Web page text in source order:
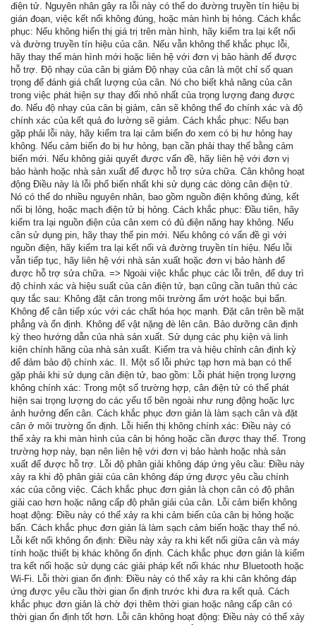
điện tử. Nguyên nhân gây ra lỗi này có thể do đường truyền tín hiệu bị
gián đoạn, việc kết nối không đúng, hoặc màn hình bị hỏng. Cách khắc
phục: Nếu không hiển thị giá trị trên màn hình, hãy kiểm tra lại kết nối
và đường truyền tín hiệu của cân. Nếu vẫn không thể khắc phục lỗi,
hãy thay thế màn hình mới hoặc liên hệ với đơn vị bảo hành để được
hỗ trợ. Độ nhạy của cân bị giảm Độ nhạy của cân là một chỉ số quan
trọng để đánh giá chất lượng của cân. Nó cho biết khả năng của cân
trong việc phát hiện sự thay đổi nhỏ nhất của trọng lượng đang được
đo. Nếu độ nhạy của cân bị giảm, cân sẽ không thể đo chính xác và độ
chính xác của kết quả đo lường sẽ giảm. Cách khắc phục: Nếu bạn
gặp phải lỗi này, hãy kiểm tra lại cảm biến đo xem có bị hư hỏng hay
không. Nếu cảm biến đo bị hư hỏng, bạn cần phải thay thế bằng cảm
biến mới. Nếu không giải quyết được vấn đề, hãy liên hệ với đơn vị
bảo hành hoặc nhà sản xuất để được hỗ trợ sửa chữa. Cân không hoạt
động Điều này là lỗi phổ biến nhất khi sử dụng các dòng cân điện tử.
Nó có thể do nhiều nguyên nhân, bao gồm nguồn điện không đúng, kết
nối bị lỏng, hoặc mạch điện tử bị hỏng. Cách khắc phục: Đầu tiên, hãy
kiểm tra lại nguồn điện của cân xem có đủ điện năng hay không. Nếu
cân sử dụng pin, hãy thay thế pin mới. Nếu không có vấn đề gì với
nguồn điện, hãy kiểm tra lại kết nối và đường truyền tín hiệu. Nếu lỗi
vẫn tiếp tục, hãy liên hệ với nhà sản xuất hoặc đơn vị bảo hành để
được hỗ trợ sửa chữa. => Ngoài việc khắc phục các lỗi trên, để duy trì
độ chính xác và hiệu suất của cân điện tử, bạn cũng cần tuân thủ các
quy tắc sau: Không đặt cân trong môi trường ẩm ướt hoặc bụi bẩn.
Không để cân tiếp xúc với các chất hóa học mạnh. Đặt cân trên bề mặt
phẳng và ổn định. Không để vật nặng đè lên cân. Bảo dưỡng cân định
kỳ theo hướng dẫn của nhà sản xuất. Sử dụng các phụ kiện và linh
kiện chính hãng của nhà sản xuất. Kiểm tra và hiệu chỉnh cân định kỳ
để đảm bảo độ chính xác. II. Một số lỗi phức tạp hơn mà bạn có thể
gặp phải khi sử dụng cân điện tử, bao gồm: Lỗi phát hiện trọng lượng
không chính xác: Trong một số trường hợp, cân điện tử có thể phát
hiện sai trọng lượng do các yếu tố bên ngoài như rung động hoặc lực
ảnh hưởng đến cân. Cách khắc phục đơn giản là làm sạch cân và đặt
cân ở môi trường ổn định. Lỗi hiển thị không chính xác: Điều này có
thể xảy ra khi màn hình của cân bị hỏng hoặc cần được thay thế. Trong
trường hợp này, bạn nên liên hệ với đơn vị bảo hành hoặc nhà sản
xuất để được hỗ trợ. Lỗi độ phân giải không đáp ứng yêu cầu: Điều này
xảy ra khi độ phân giải của cân không đáp ứng được yêu cầu chính
xác của công việc. Cách khắc phục đơn giản là chọn cân có độ phân
giải cao hơn hoặc nâng cấp độ phân giải của cân. Lỗi cảm biến không
hoạt động: Điều này có thể xảy ra khi cảm biến của cân bị hỏng hoặc
bẩn. Cách khắc phục đơn giản là làm sạch cảm biến hoặc thay thế nó.
Lỗi kết nối không ổn định: Điều này xảy ra khi kết nối giữa cân và máy
tính hoặc thiết bị khác không ổn định. Cách khắc phục đơn giản là kiểm
tra kết nối hoặc sử dụng các giải pháp kết nối khác như Bluetooth hoặc
Wi-Fi. Lỗi thời gian ổn định: Điều này có thể xảy ra khi cân không đáp
ứng được yêu cầu thời gian ổn định trước khi đưa ra kết quả. Cách
khắc phục đơn giản là chờ đợi thêm thời gian hoặc nâng cấp cân có
thời gian ổn định tốt hơn. Lỗi cân không hoạt động: Điều này có thể xảy